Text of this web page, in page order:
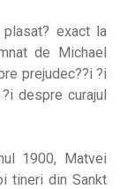
exact la
de Michael
prejudec??i ?i
despre curajul
1900, Matvei
tineri din Sankt